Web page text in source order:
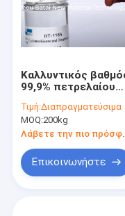
Καλλυντικός
99,9% πετρελαίου
καλωδίων χαμηλού
ιξώδους
αποτελεσματική
σύνθεση
Τιμή:Διαπραγματεύσιμα
MOQ:200kg
Λάβετε την πιο πρόσφατη τιμή
Επικοινωνήστε